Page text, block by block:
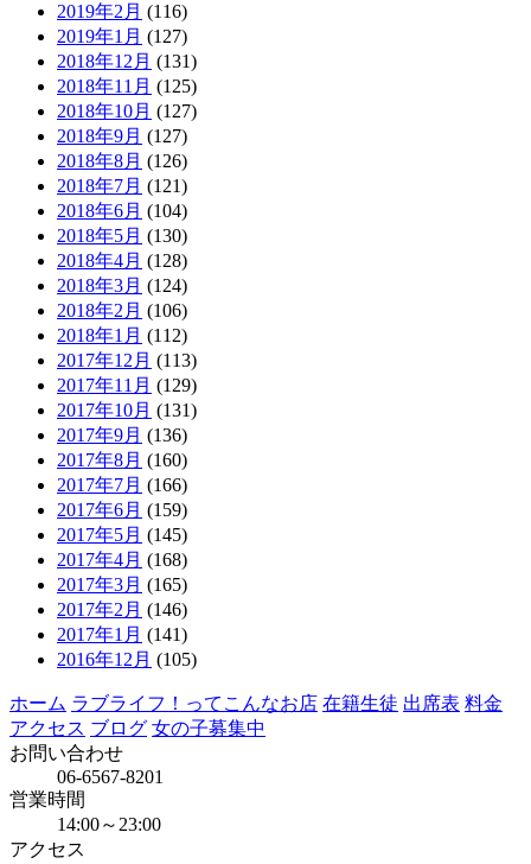
2019年2月 (116)
2019年1月 (127)
2018年12月 (131)
2018年11月 (125)
2018年10月 (127)
2018年9月 (127)
2018年8月 (126)
2018年7月 (121)
2018年6月 (104)
2018年5月 (130)
2018年4月 (128)
2018年3月 (124)
2018年2月 (106)
2018年1月 (112)
2017年12月 (113)
2017年11月 (129)
2017年10月 (131)
2017年9月 (136)
2017年8月 (160)
2017年7月 (166)
2017年6月 (159)
2017年5月 (145)
2017年4月 (168)
2017年3月 (165)
2017年2月 (146)
2017年1月 (141)
2016年12月 (105)
ホーム ラブライフ！ってこんなお店 在籍生徒 出席表 料金
アクセス ブログ 女の子募集中
お問い合わせ
06-6567-8201
営業時間
14:00～23:00
アクセス